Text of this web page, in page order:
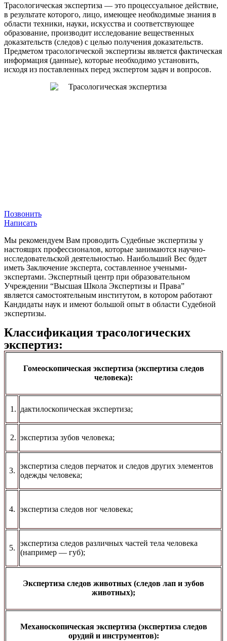
Трасологическая экспертиза — это процессуальное действие,
в результате которого, лицо, имеющее необходимые знания в
области техники, науки, искусства и соответствующее
образование, производит исследование вещественных
доказательств (следов) с целью получения доказательств.
Предметом трасологической экспертизы является фактическая
информация (данные), которые необходимо установить,
исходя из поставленных перед экспертом задач и вопросов.
Позвонить
Написать
Мы рекомендуем Вам проводить Судебные экспертизы у
настоящих профессионалов, которые занимаются научно-
исследовательской деятельностью. Наибольший Вес будет
иметь Заключение эксперта, составленное учеными-
экспертами. Экспертный центр при образовательном
Учреждении “Высшая Школа Экспертизы и Права”
является самостоятельным институтом, в котором работают
Кандидаты наук и имеют большой опыт в области Судебной
экспертизы.
Классификация трасологических
экспертиз:
Гомеоскопическая экспертиза (экспертиза следов
человека):
1. дактилоскопическая экспертиза;
2. экспертиза зубов человека;
3.
экспертиза следов перчаток и следов других элементов
одежды человека;
4. экспертиза следов ног человека;
5.
экспертиза следов различных частей тела человека
(например — губ);
Экспертиза следов животных (следов лап и зубов
животных);
Механоскопическая экспертиза (экспертиза следов
орудий и инструментов):